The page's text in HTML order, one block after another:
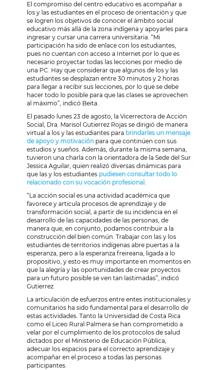
El compromiso del centro educativo es acompañar a
los y las estudiantes en el proceso de orientación y que
se logren los objetivos de conocer el ámbito social
educativo más allá de la zona indígena y apoyarles para
ingresar y cursar una carrera universitaria. “Mi
participación ha sido de enlace con los estudiantes,
pues no cuentan con acceso a Internet por lo que es
necesario proyectar todas las lecciones por medio de
una PC. Hay que considerar que algunos de los y las
estudiantes se desplazan entre 30 minutos y 2 horas
para llegar a recibir sus lecciones, por lo que se debe
hacer todo lo posible para que las clases se aprovechen
al máximo”, indicó Beita.
El pasado lunes 23 de agosto, la Vicerrectora de Acción
Social, Dra. Marisol Gutierrez Rojas se dirigió de manera
virtual a los y las estudiantes para brindarles un mensaje
de apoyo y motivación para que continúen con sus
estudios y sueños. Además, durante la misma semana,
tuvieron una charla con la orientadora de la Sede del Sur
Jessica Aguilar, quien realizó diversas dinámicas para
que las y los estudiantes pudiesen consultar todo lo
relacionado con su vocación profesional.
“La acción social es una actividad académica que
favorece y articula procesos de aprendizaje y de
transformación social, a partir de su incidencia en el
desarrollo de las capacidades de las personas, de
manera que, en conjunto, podamos contribuir a la
construcción del bien común. Trabajar con las y los
estudiantes de territorios indígenas abre puertas a la
esperanza, pero a la esperanza freireana, ligada a lo
propositivo, y esto es muy importante en momentos en
que la alegría y las oportunidades de crear proyectos
para un futuro posible se ven tan lastimadas”, indicó
Gutierrez.
La articulación de esfuerzos entre entes institucionales y
comunitarios ha sido fundamental para el desarrollo de
estas actividades. Tanto la Universidad de Costa Rica
como el Liceo Rural Palmera se han comprometido a
velar por el cumplimiento de los protocolos de salud
dictados por el Ministerio de Educación Pública,
adecuar los espacios para el correcto aprendizaje y
acompañar en el proceso a todas las personas
participantes.